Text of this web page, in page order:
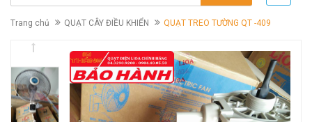
Trang chủ QUẠT CÂY ĐIỀU KHIỂN QUẠT TREO TƯỜNG QT -409